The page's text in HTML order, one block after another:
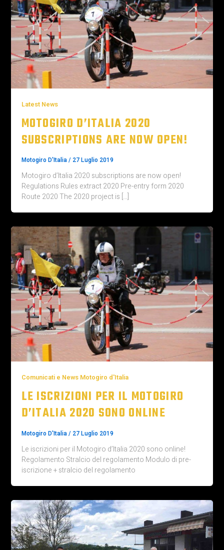
Latest News
MOTOGIRO D’ITALIA 2020
SUBSCRIPTIONS ARE NOW OPEN!
Motogiro D'Italia/ 27 Luglio 2019
Motogiro d’Italia 2020 subscriptions are now open!
Regulations Rules extract 2020 Pre-entry form 2020
Route 2020 The 2020 project is […]
Comunicati e News Motogiro d'Italia
LE ISCRIZIONI PER IL MOTOGIRO
D’ITALIA 2020 SONO ONLINE
Motogiro D'Italia/ 27 Luglio 2019
Le iscrizioni per il Motogiro d’Italia 2020 sono online!
Regolamento Stralcio del regolamento Modulo di pre-
iscrizione + stralcio del regolamento